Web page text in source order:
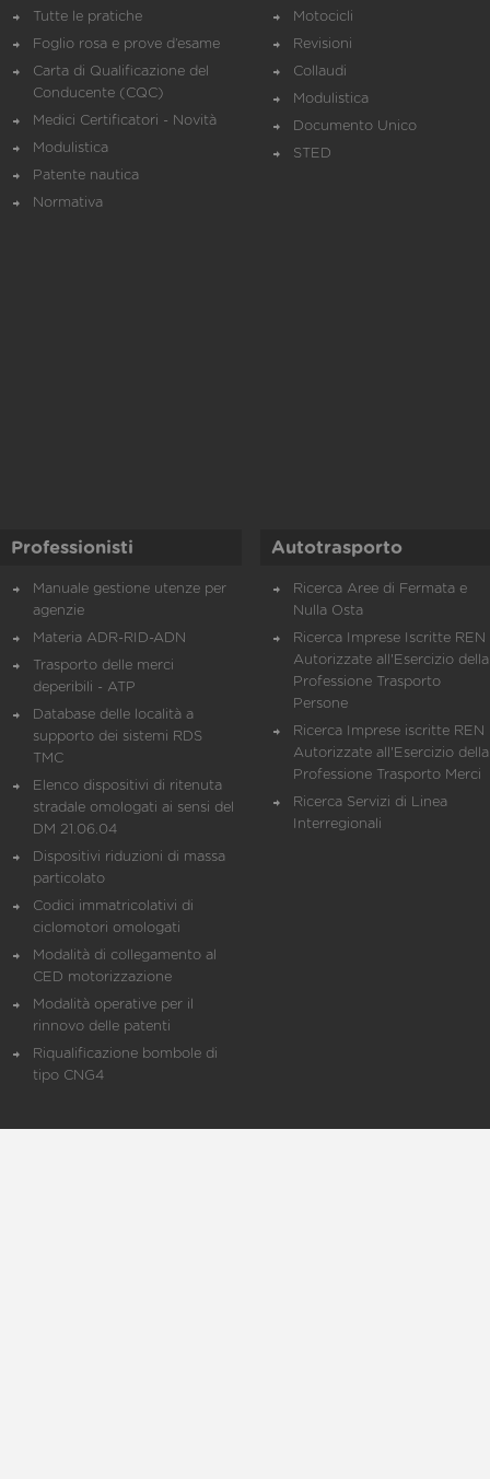
Tutte le pratiche
Foglio rosa e prove d’esame
Carta di Qualificazione del
Conducente (CQC)
Medici Certificatori - Novità
Modulistica
Patente nautica
Normativa
Motocicli
Revisioni
Collaudi
Modulistica
Documento Unico
STED
Professionisti
Manuale gestione utenze per
agenzie
Materia ADR-RID-ADN
Trasporto delle merci
deperibili - ATP
Database delle località a
supporto dei sistemi RDS
TMC
Elenco dispositivi di ritenuta
stradale omologati ai sensi del
DM 21.06.04
Dispositivi riduzioni di massa
particolato
Codici immatricolativi di
ciclomotori omologati
Modalità di collegamento al
CED motorizzazione
Modalità operative per il
rinnovo delle patenti
Riqualificazione bombole di
tipo CNG4
Autotrasporto
Ricerca Aree di Fermata e
Nulla Osta
Ricerca Imprese Iscritte REN
Autorizzate all'Esercizio della
Professione Trasporto
Persone
Ricerca Imprese iscritte REN
Autorizzate all'Esercizio della
Professione Trasporto Merci
Ricerca Servizi di Linea
Interregionali